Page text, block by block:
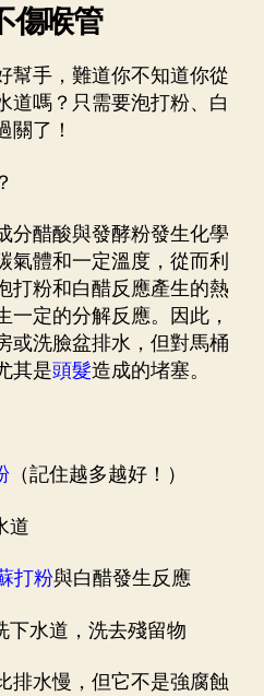
傷喉管
幫手，難道你不知道你從
道嗎？只需要泡打粉、白
關了！
分醋酸與發酵粉發生化學
氣體和一定溫度，從而利
打粉和白醋反應產生的熱
一定的分解反應。因此，
或洗臉盆排水，但對馬桶
其是頭髮造成的堵塞。
（記住越多越好！）
道
打粉與白醋發生反應
下水道，洗去殘留物
排水慢，但它不是強腐蝕